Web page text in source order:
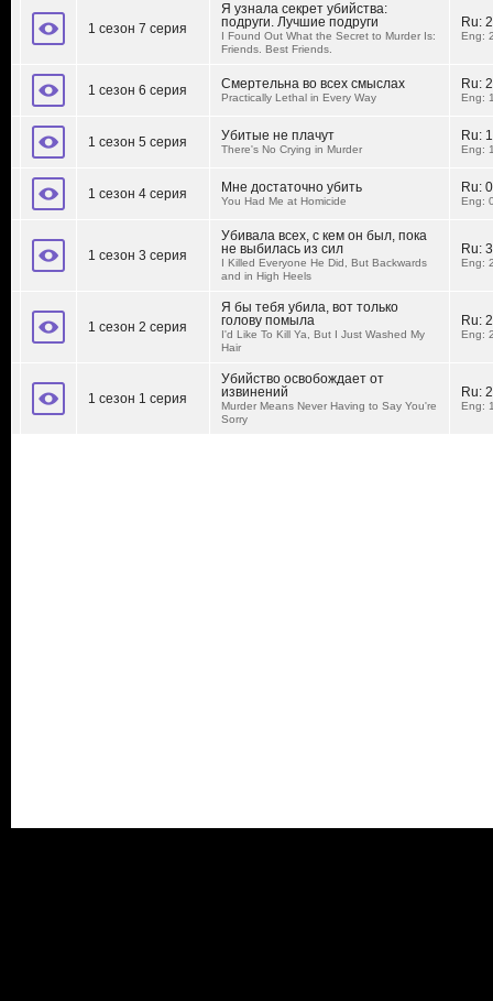
1 сезон 7 серия
Я узнала секрет убийства:
подруги. Лучшие подруги
I Found Out What the Secret to Murder Is:
Friends. Best Friends.
Ru:
Eng:
1 сезон 6 серия Смертельна во всех смыслах
Practically Lethal in Every Way
Ru:
Eng:
1 сезон 5 серия Убитые не плачут
There's No Crying in Murder
Ru:
Eng:
1 сезон 4 серия Мне достаточно убить
You Had Me at Homicide
Ru:
Eng:
1 сезон 3 серия
Убивала всех, с кем он был, пока
не выбилась из сил
I Killed Everyone He Did, But Backwards
and in High Heels
Ru:
Eng:
1 сезон 2 серия
Я бы тебя убила, вот только
голову помыла
I'd Like To Kill Ya, But I Just Washed My
Hair
Ru:
Eng:
1 сезон 1 серия
Убийство освобождает от
извинений
Murder Means Never Having to Say You're
Sorry
Ru:
Eng: